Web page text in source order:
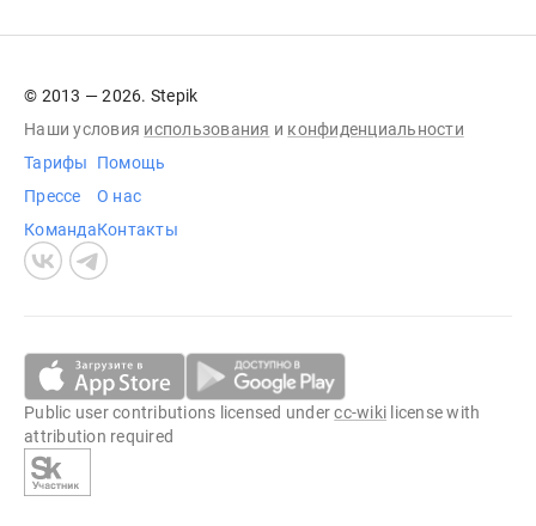
© 2013 — 2026. Stepik
Наши условия использования и конфиденциальности
Тарифы
Прессе
Команда
Помощь
О нас
Контакты
Public user contributions licensed undercc-wiki license with
attribution required